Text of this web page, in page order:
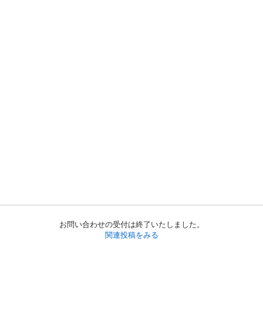
お問い合わせの受付は終了いたしました。
関連投稿をみる